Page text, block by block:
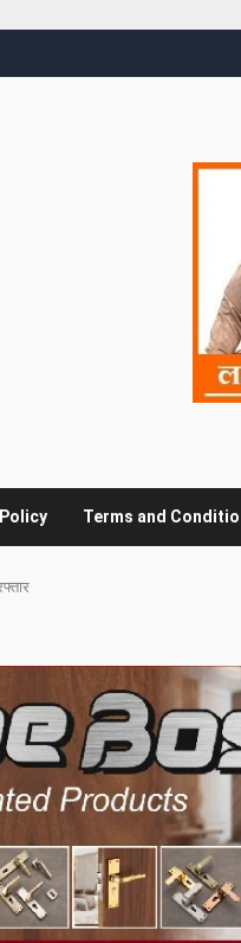
Terms and